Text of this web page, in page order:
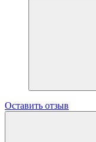
Оставить отзыв